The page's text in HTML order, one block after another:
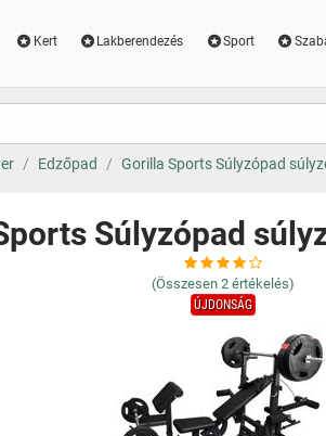
Kert Lakberendezés Sport
Edzőpad Gorilla Sports Súlyzópad
Súlyzópad
(Összesen 2 értékelés)
ÚJDONSÁG